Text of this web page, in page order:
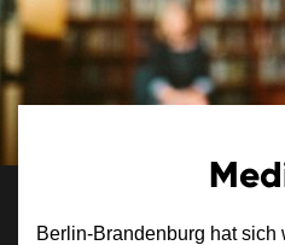
Berlin-Brandenburg hat sich